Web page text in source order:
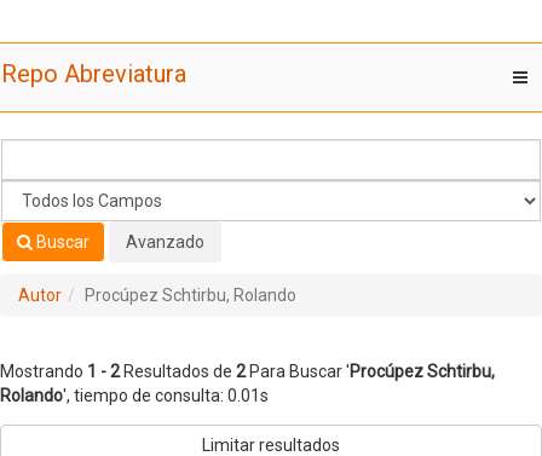
Rolando '
Repo Abreviatura
Buscar Avanzado
Autor Procúpez Schtirbu, Rolando
Mostrando 1 - 2Resultados de 2Para Buscar 'Procúpez Schtirbu,
Rolando', tiempo de consulta: 0.01s
Limitar resultados